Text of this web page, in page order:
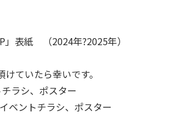
表紙 （2024年?2025年）
ていたら幸いです。
ラシ、ポスター
ベントチラシ、ポスター